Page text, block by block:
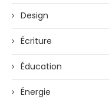
Design
Écriture
Éducation
Énergie